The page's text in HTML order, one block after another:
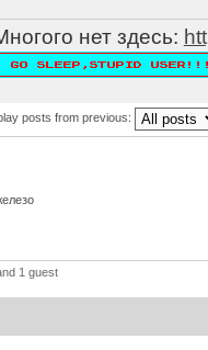
нет здесь:
posts from previous:
1 guest